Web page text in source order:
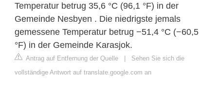
Temperatur betrug 35,6 °C (96,1 °F) in der
Gemeinde Nesbyen . Die niedrigste jemals
gemessene Temperatur betrug −51,4 °C (−60,5
°F) in der Gemeinde Karasjok.
Antrag auf Entfernung der Quelle | Sehen Sie sich die
vollständige Antwort auf translate.google.com an